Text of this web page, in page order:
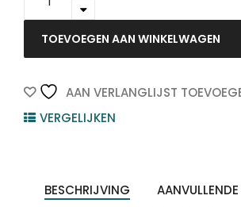
KONICA
MINOLTA
Toner
Black
2.000vel
1st
TOEVOEGEN AAN WINKELWAGEN
AAN VERLANGLIJST
VERGELIJKEN
BESCHRIJVING